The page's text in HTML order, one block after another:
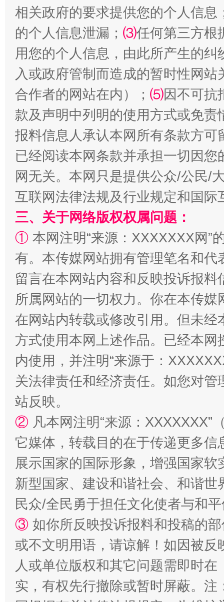
揭批美国五大"原罪" "炒
解纷+调解+退费，一次搞定
站台名比不上好声名
漫山遍野的桃花与雪山、麦地、白藏房 除
相关政府的要求提供您的个人信息
的个人信息泄漏； ⑶任何第三方根
用您的个人信息，由此所产生的纠
入或政府管制而造成的暂时性网
合作者的网站在内）； ⑸因不可抗
款及声明中列明的使用方式或免责
报料信息人承认本网所有条款方
已经阅读本网条款并承担一切因
网无关。本网只是提供公众/公民/
互联网法律法规及行业规定和国
三、关于网络版权权属问题：
① 本网注明“来源：XXXXXXX网”
有。本传媒网站拥有管理笔名和
留言在本网站内容和反映投诉报
所属网站的一切权力。你在本传
在网站内转载或修改引用。但未
方式使用本网上述作品。已经本
内使用，并注明“来源于：
关法律责任和经济责任。如您对
站反映。
② 凡本网注明“来源：
它媒体，转载目的在于传递更多
展示国家的国际形象，增强国家
新型国家、建设和谐社会、和谐
民众/全民勇于担任文化使者与和
③ 如你所反映投诉报料和投稿的
或不文明用语，请谅解！如因被
人或单位版权和其它问题需即时在
实，有权先行撤除或暂时屏蔽。